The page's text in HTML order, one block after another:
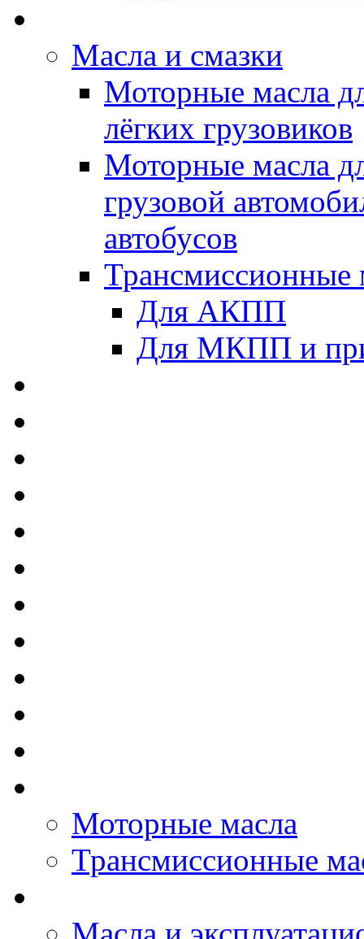
Масла и смазки
Моторные масла
лёгких грузовиков
Моторные масла
грузовой
автобусов
Трансмиссионные
Для АКПП
Для МКПП и
Моторные масла
Трансмиссионные